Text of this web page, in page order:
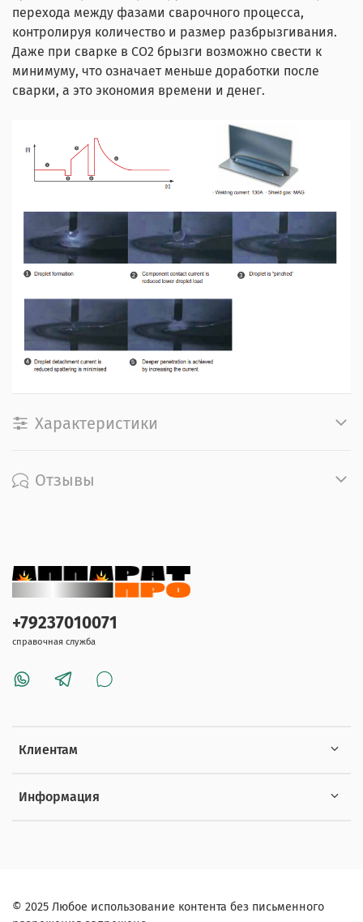
перехода между фазами сварочного процесса,
контролируя количество и размер разбрызгивания.
Даже при сварке в CO2 брызги возможно свести к
минимуму, что означает меньше доработки после
сварки, а это экономия времени и денег.
Характеристики
Отзывы
Клиентам
Информация
+79237010071
справочная служба
© 2025 Любое использование контента без письменного